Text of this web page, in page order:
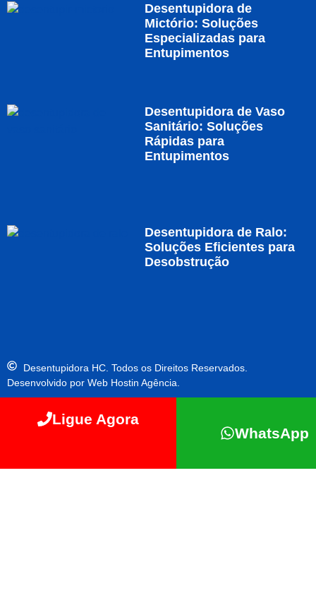
Desentupidora de
Mictório: Soluções
Especializadas para
Entupimentos
Desentupidora de Vaso
Sanitário: Soluções
Rápidas para
Entupimentos
Desentupidora de Ralo:
Soluções Eficientes para
Desobstrução
Desentupidora HC. Todos os Direitos Reservados.
Desenvolvido por Web Hostin Agência.
Ligue Agora
WhatsApp